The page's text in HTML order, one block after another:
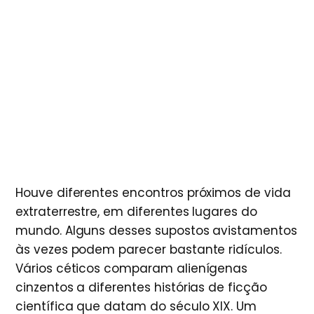
Houve diferentes encontros próximos de vida
extraterrestre, em diferentes lugares do
mundo. Alguns desses supostos avistamentos
às vezes podem parecer bastante ridículos.
Vários céticos comparam alienígenas
cinzentos a diferentes histórias de ficção
científica que datam do século XIX. Um